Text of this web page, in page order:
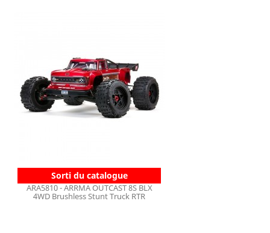
Sorti du catalogue
ARA5810 - ARRMA OUTCAST 8S BLX
4WD Brushless Stunt Truck RTR